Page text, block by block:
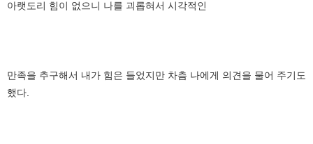
아랫도리 힘이 없으니 나를 괴롭혀서 시각적인
만족을 추구해서 내가 힘은 들었지만 차츰 나에게 의견을 물어 주기도
했다.